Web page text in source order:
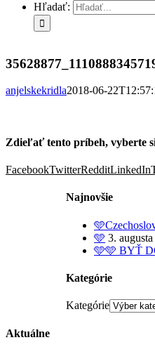
Hľadať:
anjelskekridla2018-06-
Zdieľať tento príbeh, vyberte
FacebookTwitterRedditLinkedIn
Najnovšie
🩵 3.
🩵🩵 BYŤ
Kategórie
Kategórie
Aktuálne